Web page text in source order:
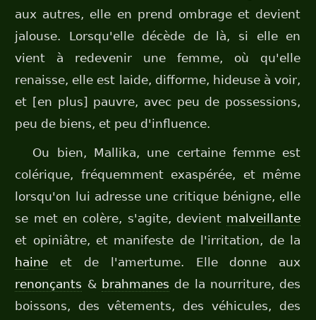
aux autres, elle en prend ombrage et devient
jalouse. Lorsqu'elle décède de là, si elle en
vient à redevenir une femme, où qu'elle
renaisse, elle est laide, difforme, hideuse à voir,
et [en plus] pauvre, avec peu de possessions,
peu de biens, et peu d'influence.
Ou bien, Mallika, une certaine femme est
colérique, fréquemment exaspérée, et même
lorsqu'on lui adresse une critique bénigne, elle
se met en colère, s'agite, devient malveillante
et opiniâtre, et manifeste de l'irritation, de la
haine et de l'amertume. Elle donne aux
renonçants & brahmanes de la nourriture, des
boissons, des vêtements, des véhicules, des